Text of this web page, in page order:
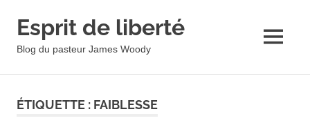
Esprit de liberté
Blog du pasteur James Woody MENU
ÉTIQUETTE : FAIBLESSE